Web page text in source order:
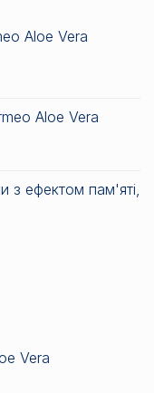
Aloe Vera
Aloe Vera
з ефектом пам'яті,
Vera